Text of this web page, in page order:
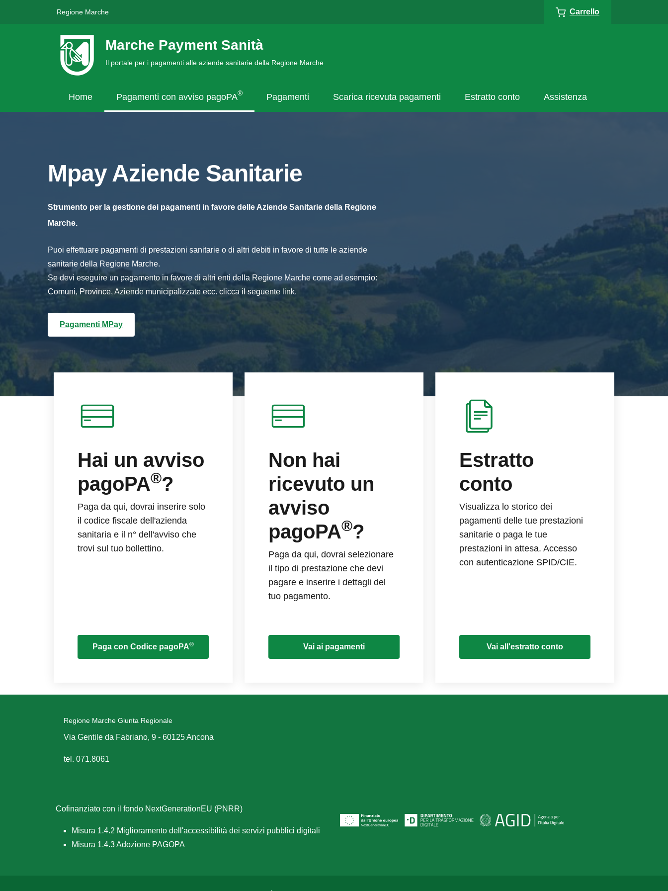
Regione Marche Carrello
Marche Payment Sanità
Il portale per i pagamenti alle aziende sanitarie della Regione Marche
Home Pagamenti con avviso pagoPA® Pagamenti Scarica ricevuta pagamenti Estratto conto Assistenza
Mpay Aziende Sanitarie
Strumento per la gestione dei pagamenti in favore delle Aziende Sanitarie della Regione
Marche.
Puoi effettuare pagamenti di prestazioni sanitarie o di altri debiti in favore di tutte le aziende
sanitarie della Regione Marche.
Se devi eseguire un pagamento in favore di altri enti della Regione Marche come ad esempio:
Comuni, Province, Aziende municipalizzate ecc. clicca il seguente link.
Pagamenti MPay
Hai un avviso
pagoPA®?
Paga da qui, dovrai inserire solo
il codice fiscale dell'azienda
sanitaria e il n° dell'avviso che
trovi sul tuo bollettino.
Paga con Codice pagoPA®
Non hai
ricevuto un
avviso
pagoPA®?
Paga da qui, dovrai selezionare
il tipo di prestazione che devi
pagare e inserire i dettagli del
tuo pagamento.
Vai ai pagamenti
Estratto
conto
Visualizza lo storico dei
pagamenti delle tue prestazioni
sanitarie o paga le tue
prestazioni in attesa. Accesso
con autenticazione SPID/CIE.
Vai all'estratto conto
Regione Marche Giunta Regionale
Via Gentile da Fabriano, 9 - 60125 Ancona
tel. 071.8061
Cofinanziato con il fondo NextGenerationEU (PNRR)
Misura 1.4.2 Miglioramento dell'accessibilità dei servizi pubblici digitali
Misura 1.4.3 Adozione PAGOPA